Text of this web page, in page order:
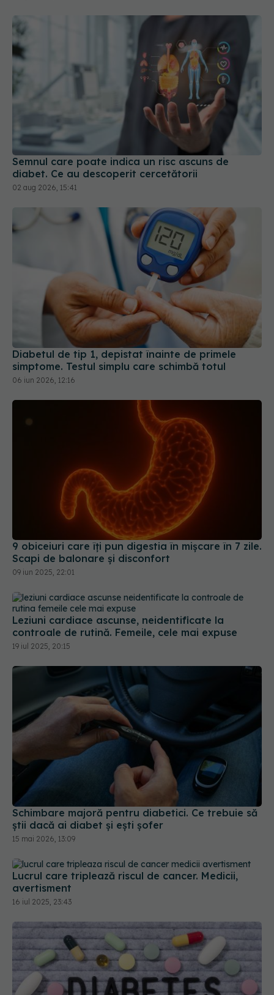
Semnul care poate indica un risc ascuns de
diabet. Ce au descoperit cercetătorii
02 aug 2026, 15:41
Diabetul de tip 1, depistat înainte de primele
simptome. Testul simplu care schimbă totul
06 iun 2026, 12:16
9 obiceiuri care îți pun digestia în mișcare în 7 zile.
Scapi de balonare și disconfort
09 iun 2025, 22:01
controale de rutină. Femeile, cele mai expuse
19 iul 2025, 20:15
Schimbare majoră pentru diabetici. Ce trebuie să
știi dacă ai diabet și ești șofer
15 mai 2026, 13:09
Lucrul care triplează riscul de cancer. Medicii,
16 iul 2025, 23:43